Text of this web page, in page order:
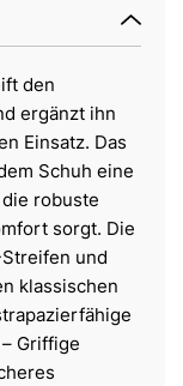
den
ergänzt ihn
Einsatz. Das
Schuh eine
robuste
sorgt. Die
und
klassischen
Griffige